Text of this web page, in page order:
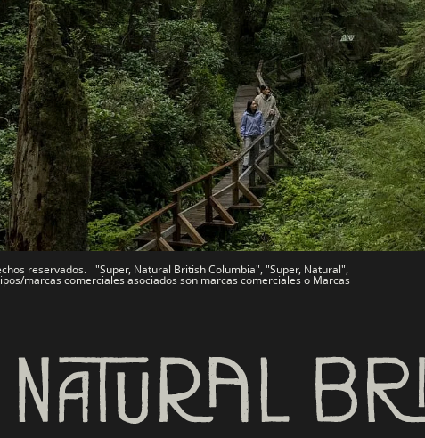
Nuestros Sitios
Industria de Viajes
Medios
Corporativo
简体中文 – China
Sitios
Comercio
Trabaja en
Bienvenido
BC
reservados. "Super, Natural British Columbia", "Super, Natural",
marcas comerciales asociados son marcas comerciales o Marcas